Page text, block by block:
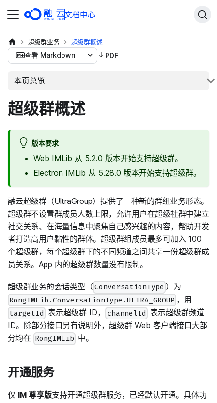
文档中心
超级群业务 超级群概述
查看 Markdown PDF
本页总览
超级群概述
版本要求
Web IMLib 从 5.2.0 版本开始支持超级群。
Electron IMLib 从 5.28.0 版本开始支持超级群。
融云超级群（UltraGroup）提供了一种新的群组业务形态。
超级群不设置群成员人数上限，允许用户在超级社群中建立
社交关系、在海量信息中聚焦自己感兴趣的内容，帮助开发
者打造高用户黏性的群体。超级群组成员最多可加入 100
个超级群，每个超级群下的不同频道之间共享一份超级群成
员关系。App 内的超级群数量没有限制。
超级群业务的会话类型（ ConversationType ）为
RongIMLib.ConversationType.ULTRA_GROUP ，用
targetId 表示超级群 ID， channelId 表示超级群频道
ID。除部分接口另有说明外，超级群 Web 客户端接口大部
分均在 RongIMLib 中。
开通服务
仅 IM 尊享版支持开通超级群服务，已经默认开通。具体功